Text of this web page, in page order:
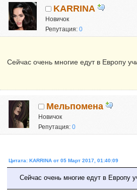
KARRINA
Новичок
Репутация:0
Сейчас очень многие едут в Европу
Мельпомена
Новичок
Репутация: 0
Цитата: KARRINA от 05 Март 2017, 01:40:09
Сейчас очень многие едут в Европу